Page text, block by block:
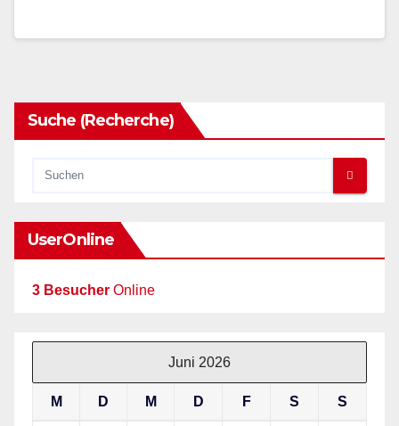
Suche (Recherche)
UserOnline
3 Besucher Online
Juni 2026
M D M D F S S